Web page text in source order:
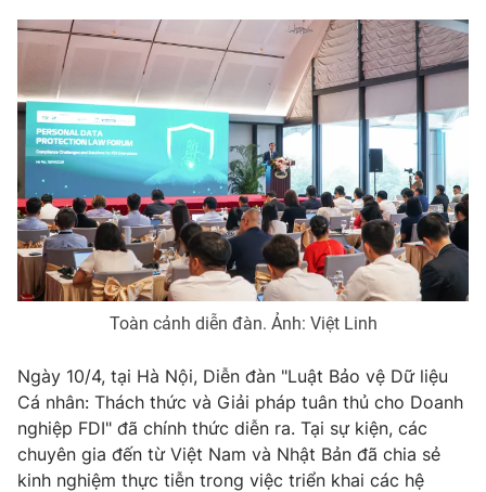
Câu chuyện quốc tế
Thị trường
Góc doanh nghiệp
Dữ liệu và đời sống
Truyền hình
Phim VTV
Hậu trường
Nhân vật
Khán giả
Giải sao mai
Giải trí
Điện ảnh
Âm nhạc
Sao
Đời sống
Du lịch
Làm đẹp
Giáo dục
Học trực tuyến
Hitech Công nghệ tương lai
Sản phẩm
Thị trường
Giao lưu trực tuyến
Lịch phát sóng
Toàn cảnh diễn đàn. Ảnh: Việt Linh
Ngày 10/4, tại Hà Nội, Diễn đàn "Luật Bảo vệ Dữ liệu
Cá nhân: Thách thức và Giải pháp tuân thủ cho Doanh
nghiệp FDI" đã chính thức diễn ra. Tại sự kiện, các
chuyên gia đến từ Việt Nam và Nhật Bản đã chia sẻ
kinh nghiệm thực tiễn trong việc triển khai các hệ